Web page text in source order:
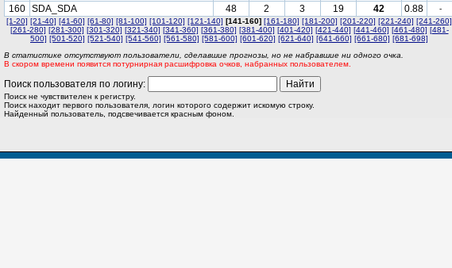
160 SDA_SDA 48 2 3 19 42 0.88
-
[1-20] [21-40] [41-60] [61-80] [81-100] [101-120] [121-140] [141-160] [161-180] [181-200] [201-220] [221-240] [241-260]
[261-280] [281-300] [301-320] [321-340] [341-360] [361-380] [381-400] [401-420] [421-440] [441-460] [461-480] [481-
500] [501-520] [521-540] [541-560] [561-580] [581-600] [601-620] [621-640] [641-660] [661-680] [681-698]
В статистике отсутствуют пользователи, сделавшие прогнозы, но не набравшие ни одного очка.
В скором времени появится потурнирная расшифровка очков, набранных пользователем.
Поиск пользователя по логину:
Поиск не чувствителен к регистру.
Поиск находит первого пользователя, логин которого содержит искомую строку.
Найденный пользователь, подсвечивается красным фоном.